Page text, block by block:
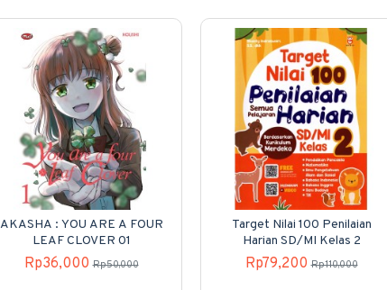
AKASHA : YOU ARE A FOUR
LEAF CLOVER 01
Rp36,000 Rp50,000
Target Nilai 100 Penilaian
Harian SD/MI Kelas 2
Rp79,200 Rp110,000